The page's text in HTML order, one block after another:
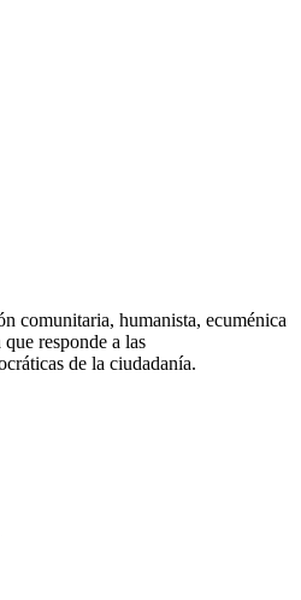
comunitaria, humanista, ecuménica
responde a las
de la ciudadanía.